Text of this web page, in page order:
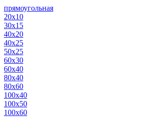
прямоугольная
20х10
30х15
40х20
40х25
50х25
60х30
60х40
80х40
80х60
100х40
100х50
100х60